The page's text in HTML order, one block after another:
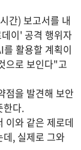
간) 보고서를 내
이' 공격 행위자
활용할 계획이
으로 보인다"고
점을 발견해 보안
한다.
이와 같은 제로데
데, 실제로 그와